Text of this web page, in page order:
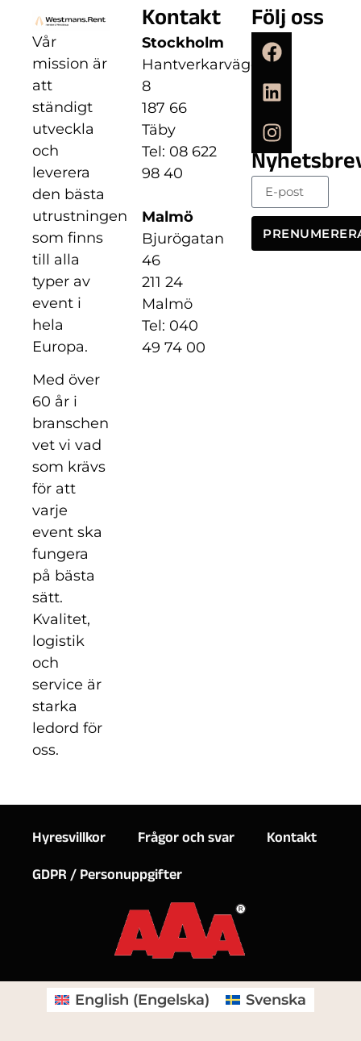
Vår
mission är
att
ständigt
utveckla
och
leverera
den bästa
utrustningen
som finns
till alla
typer av
event i
hela
Europa.
Med över
60 år i
branschen
vet vi vad
som krävs
för att
varje
event ska
fungera
på bästa
sätt.
Kvalitet,
logistik
och
service är
starka
ledord för
oss.
Kontakt
Stockholm
Hantverkarvägen
8
187 66
Täby
Tel: 08 622
98 40
Malmö
Bjurögatan
46
211 24
Malmö
Tel: 040
49 74 00
Följ oss
Hyresvillkor Frågor och svar
Kontakt
GDPR / Personuppgifter
English (Engelska) Svenska